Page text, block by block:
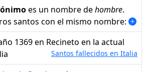
es un nombre dehombre.
santos con el mismo nombre:
Santos fallecidos en Italia